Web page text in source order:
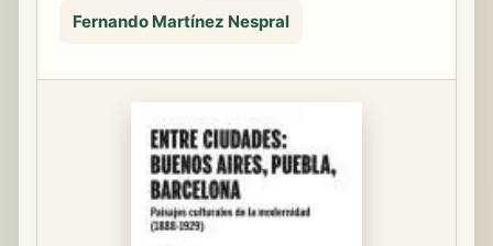
Fernando Martínez Nespral